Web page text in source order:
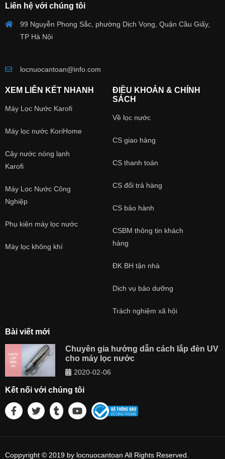
Liên hệ với chúng tôi
99 Nguyễn Phong Sắc, phường Dịch Vọng, Quận Cầu Giấy,
TP Hà Nội
locnuocantoan@info.com
XEM LIÊN KẾT NHANH
Máy Lọc Nước Karofi
Máy lọc nước KoriHome
Cây nước nóng lạnh
Karofi
Máy Lọc Nước Công
Nghiệp
Phụ kiện máy lọc nước
Máy lọc không khí
ĐIỀU KHOẢN & CHÍNH
SÁCH
Về lọc nước
CS giao hàng
CS thanh toán
CS đổi trả hàng
CS bảo hành
CSBM thông tin khách
hàng
ĐK BH tận nhà
Dịch vụ bảo dưỡng
Trách nghiệm xã hội
Bài viết mới
Chuyên gia hướng dẫn cách lắp đèn UV
cho máy lọc nước
2020-02-06
Kết nối với chúng tôi
Coppyright © 2019 by locnuocantoan All Rights Reserved.